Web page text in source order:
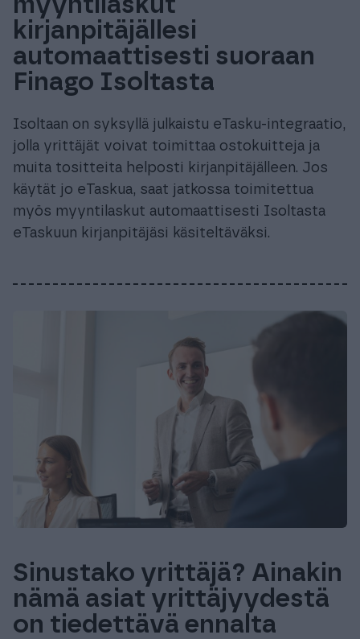
kirjanpitäjällesi
automaattisesti suoraan
Finago Isoltasta
Isoltaan on syksyllä julkaistu eTasku-integraatio,
jolla yrittäjät voivat toimittaa ostokuitteja ja
muita tositteita helposti kirjanpitäjälleen. Jos
käytät jo eTaskua, saat jatkossa toimitettua
myös myyntilaskut automaattisesti Isoltasta
eTaskuun kirjanpitäjäsi käsiteltäväksi.
Sinustako yrittäjä? Ainakin
nämä asiat yrittäjyydestä
on tiedettävä ennalta